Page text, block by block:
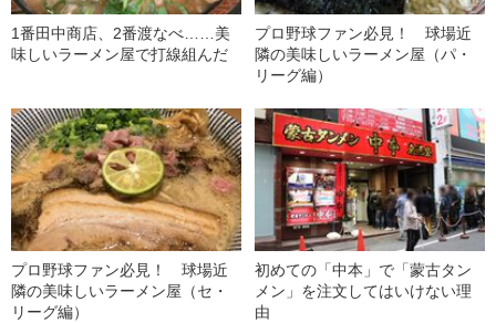
1番田中商店、2番渡なべ……美
味しいラーメン屋で打線組んだ
プロ野球ファン必見！ 球場近
隣の美味しいラーメン屋（パ・
リーグ編）
プロ野球ファン必見！ 球場近
隣の美味しいラーメン屋（セ・
リーグ編）
初めての「中本」で「蒙古タン
メン」を注文してはいけない理
由